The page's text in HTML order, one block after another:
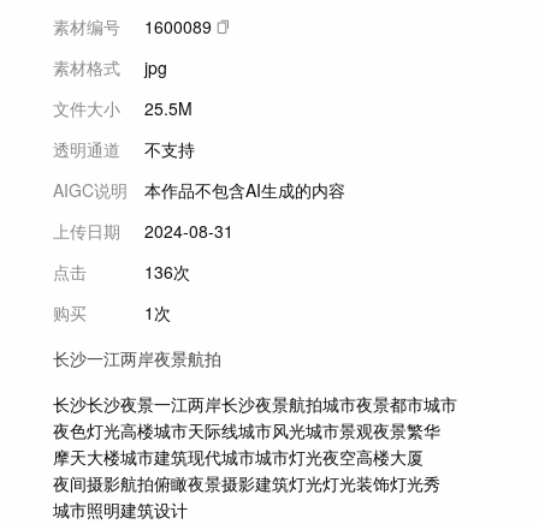
素材编号
1600089
素材格式
jpg
文件大小
25.5M
透明通道
不支持
AIGC说明
本作品不包含AI生成的内容
上传日期
2024-08-31
点击
136次
购买
1次
长沙一江两岸夜景航拍
长沙长沙夜景一江两岸长沙夜景航拍城市夜景都市城市
夜色灯光高楼城市天际线城市风光城市景观夜景繁华
摩天大楼城市建筑现代城市城市灯光夜空高楼大厦
夜间摄影航拍俯瞰夜景摄影建筑灯光灯光装饰灯光秀
城市照明建筑设计